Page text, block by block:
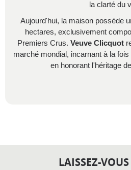
la clarté du
Aujourd'hui, la maison possède
hectares, exclusivement
Premiers Crus. Veuve Clicquot
marché mondial, incarnant à la
en honorant l'héritage
LAISSEZ-